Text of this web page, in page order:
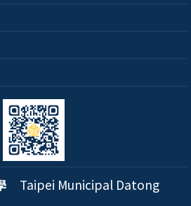
Taipei Municipal Datong